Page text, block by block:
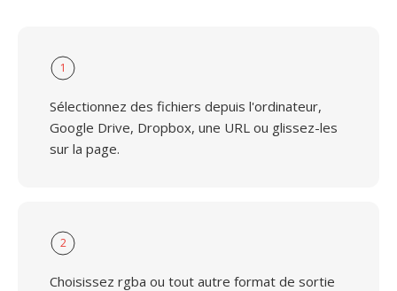
1
Sélectionnez des fichiers depuis l'ordinateur,
Google Drive, Dropbox, une URL ou glissez-les
sur la page.
2
Choisissez rgba ou tout autre format de sortie